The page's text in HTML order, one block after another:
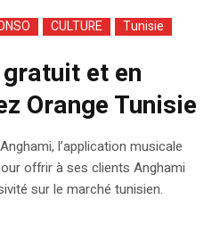
CULTURE Tunisie
et en
Orange Tunisie
l’application musicale
offrir à ses clients Anghami
sur le marché tunisien.